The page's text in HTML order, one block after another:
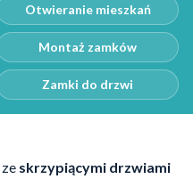
Otwieranie mieszkań
Montaż zamków
Zamki do drzwi
ze skrzypiącymi drzwiami